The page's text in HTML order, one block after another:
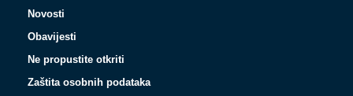
Novosti
Obavijesti
Ne propustite otkriti
Zaštita osobnih podataka